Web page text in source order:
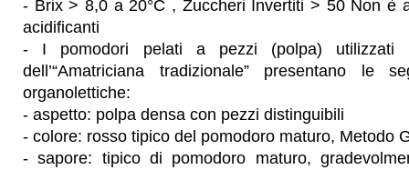
- Brix > 8,0 a 20°C , Zuccheri Invertiti > 50 Non è
acidificanti
- I pomodori pelati a pezzi (polpa) utilizzati
dell’“Amatriciana tradizionale” presentano le
organolettiche:
- aspetto: polpa densa con pezzi distinguibili
- colore: rosso tipico del pomodoro maturo, Metodo
- sapore: tipico di pomodoro maturo,